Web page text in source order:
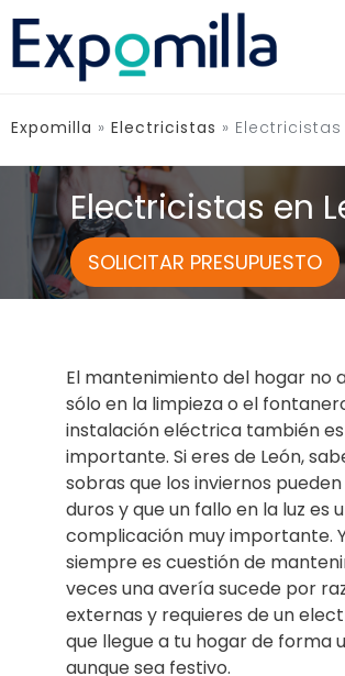
Saltar
contenido
Expomilla » Electricistas » Electricistas
Electricistas en
SOLICITAR PRESUPUESTO
El mantenimiento del hogar no
sólo en la limpieza o el
instalación eléctrica también es
importante. Si eres de León,
sobras que los inviernos
duros y que un fallo en la luz es
complicación muy importante.
siempre es cuestión de
veces una avería sucede por
externas y requieres de un
que llegue a tu hogar de forma
aunque sea festivo.